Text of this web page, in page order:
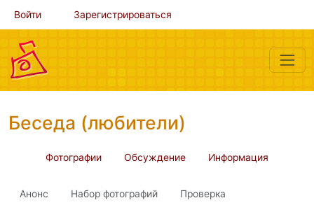
Войти Зарегистрироваться
Беседа (любители)
Фотографии Обсуждение Информация
Анонс Набор фотографий Проверка